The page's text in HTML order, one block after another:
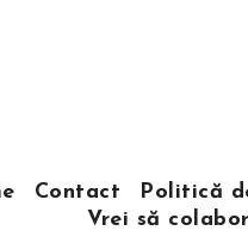
Contact Politică
Vrei să